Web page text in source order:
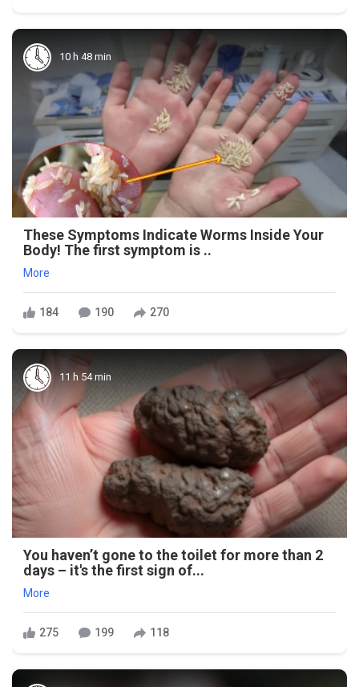
10 h 48 min
These Symptoms Indicate Worms Inside Your
Body! The first symptom is ..
More
184 190 270
11 h 54 min
You haven’t gone to the toilet for more than 2
days – it's the first sign of...
More
275 199 118